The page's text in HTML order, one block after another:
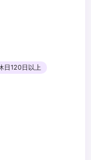
日120日以上